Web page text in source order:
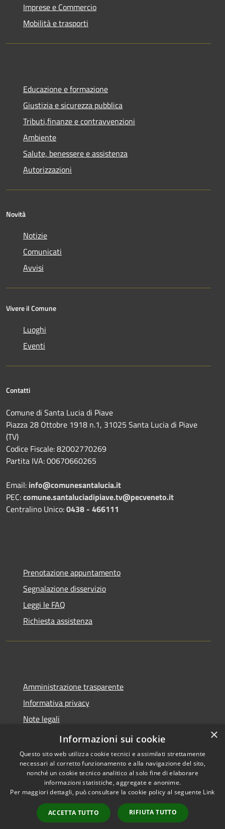
Imprese e Commercio
Mobilità e trasporti
Educazione e formazione
Giustizia e sicurezza pubblica
Tributi,finanze e contravvenzioni
Ambiente
Salute, benessere e assistenza
Autorizzazioni
Novità
Notizie
Comunicati
Avvisi
Vivere il Comune
Luoghi
Eventi
Contatti
Comune di Santa Lucia di Piave
Piazza 28 Ottobre 1918 n.1, 31025 Santa Lucia di Piave
(TV)
Codice Fiscale: 82002770269
Partita IVA: 00670660265
Email: info@comunesantalucia.it
PEC:comune.santaluciadipiave.tv@pecveneto.it
Centralino Unico:0438 - 466111
Prenotazione appuntamento
Segnalazione disservizio
Leggi le FAQ
Richiesta assistenza
Amministrazione trasparente
Informativa privacy
Note legali
Dichiarazione di accessibilità
Accessibilità
Copyright © 2026 • Comune di
Santa Lucia di Piave • Powered
byMunicipium
Accesso
redazione
×
Informazioni sui cookie
Questo sito web utilizza cookie tecnici e assimilati strettamente
necessari al corretto funzionamento e alla navigazione del sito,
nonché un cookie tecnico analitico al solo fine di elaborare
informazioni statistiche, aggregate e anonime.
Per maggiori dettagli, può consultare la cookie policy al seguente Link
ACCETTA TUTTO RIFIUTA TUTTO